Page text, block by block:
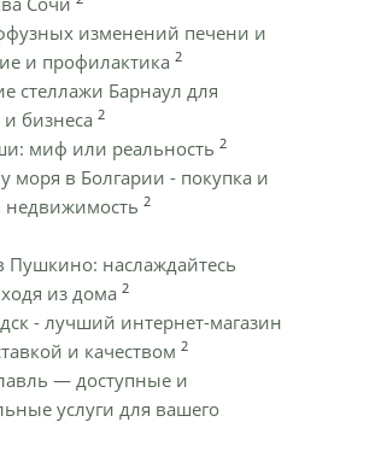
изменений печени и
и профилактика 2
стеллажи Барнаул для
бизнеса 2
миф или реальность 2
моря в Болгарии - покупка и
недвижимость 2
Пушкино: наслаждайтесь
из дома 2
- лучший интернет-магазин
и качеством 2
— доступные и
услуги для вашего